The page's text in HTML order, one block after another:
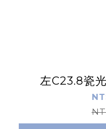
左C23.8瓷